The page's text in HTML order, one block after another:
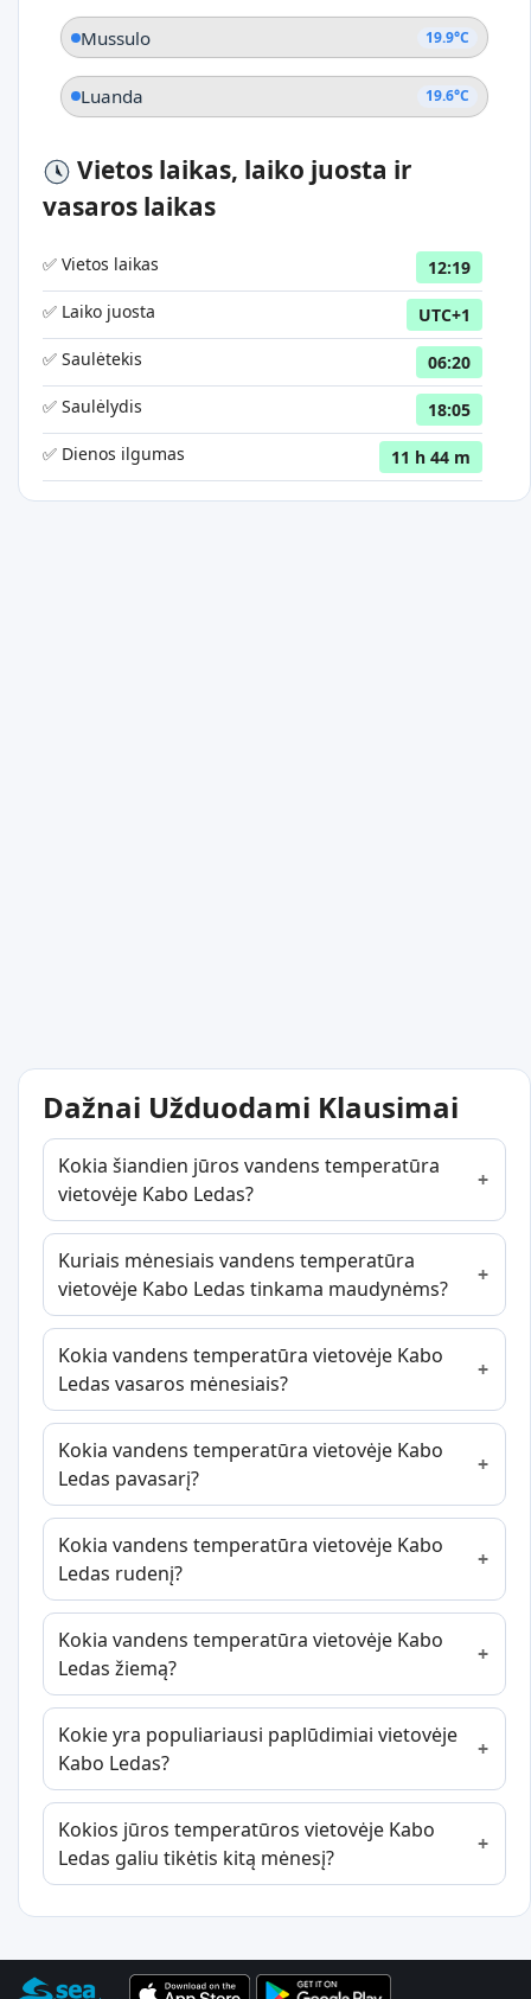
Mussulo 19.9°C
Luanda 19.6°C
Vietos laikas, laiko juosta ir
vasaros laikas
✅ Vietos laikas
12:19
✅ Laiko juosta
UTC+1
✅ Saulėtekis
06:20
✅ Saulėlydis
18:05
✅ Dienos ilgumas
11 h 44 m
Dažnai Užduodami Klausimai
Kokia šiandien jūros vandens temperatūra
vietovėje Kabo Ledas?
Kuriais mėnesiais vandens temperatūra
vietovėje Kabo Ledas tinkama maudynėms?
Kokia vandens temperatūra vietovėje Kabo
Ledas vasaros mėnesiais?
Kokia vandens temperatūra vietovėje Kabo
Ledas pavasarį?
Kokia vandens temperatūra vietovėje Kabo
Ledas rudenį?
Kokia vandens temperatūra vietovėje Kabo
Ledas žiemą?
Kokie yra populiariausi paplūdimiai vietovėje
Kabo Ledas?
Kokios jūros temperatūros vietovėje Kabo
Ledas galiu tikėtis kitą mėnesį?